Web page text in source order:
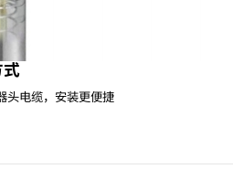
头电缆，安装更便捷